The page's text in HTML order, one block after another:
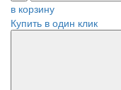
в корзину
Купить в один клик